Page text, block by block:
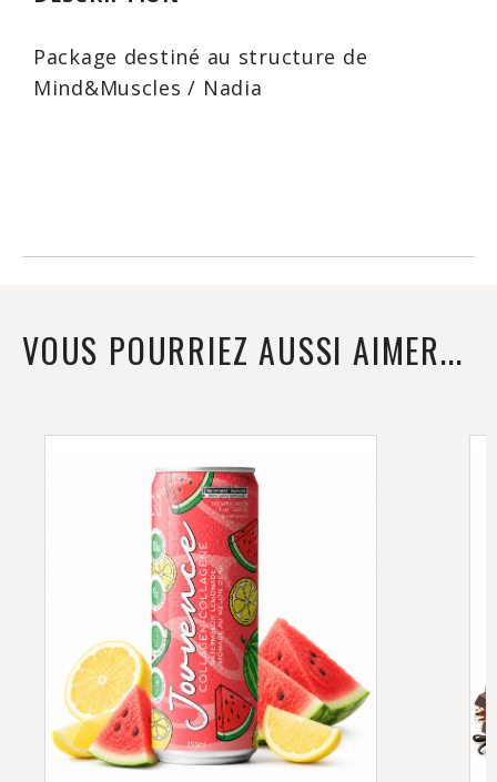
Package destiné au structure de
Mind&Muscles / Nadia
VOUS POURRIEZ AUSSI AIMER...